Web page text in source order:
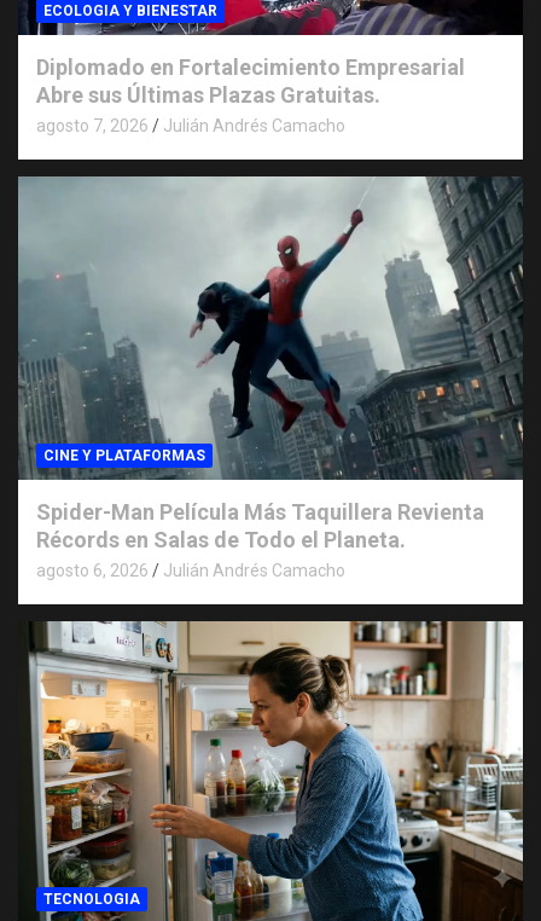
ECOLOGIA Y BIENESTAR
Diplomado en Fortalecimiento Empresarial
Abre sus Últimas Plazas Gratuitas.
agosto 7, 2026 Julián Andrés Camacho
CINE Y PLATAFORMAS
Spider-Man Película Más Taquillera Revienta
Récords en Salas de Todo el Planeta.
agosto 6, 2026 Julián Andrés Camacho
TECNOLOGIA